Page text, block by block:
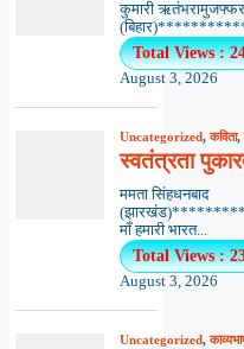
कुमारी
Total Views :
August 3, 2026
Uncategorized,कविता,
स्वतंत्रता
ममता सिंहधनबाद
माँ हमारी भारत...
Total Views :
August 3, 2026
Uncategorized,